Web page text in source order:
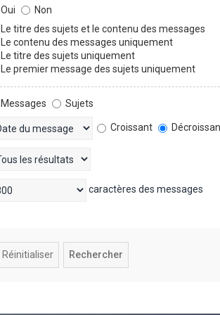
Oui
Non
Le titre des sujets et le contenu des messages
Le contenu des messages uniquement
Le titre des sujets uniquement
Le premier message des sujets uniquement
Messages
Sujets
Croissant
caractères des messages